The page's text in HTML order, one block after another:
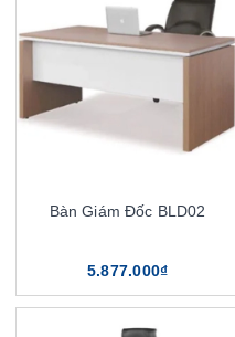
Bàn Giám Đốc BLD02
5.877.000₫